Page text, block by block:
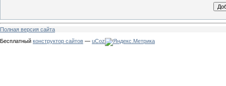
Полная версия сайта
Бесплатный конструктор сайтов — uCoz